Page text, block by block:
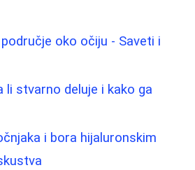
oko očiju - Saveti i
li stvarno deluje i kako ga
i bora hijaluronskim